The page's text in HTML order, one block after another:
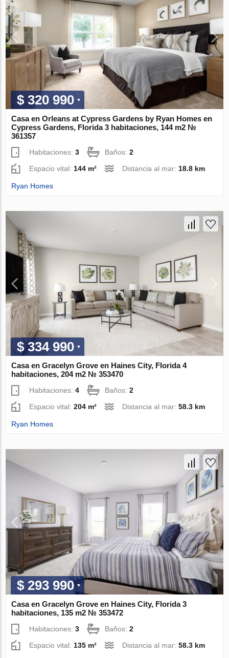
$ 320 990
Casa en Orleans at Cypress Gardens by Ryan Homes en
Cypress Gardens, Florida 3 habitaciones, 144 m2 №
361357
Habitaciones:3 Baños:2
Espacio vital: 144 m² Distancia al mar: 18.8 km
Ryan Homes
$ 334 990
Casa en Gracelyn Grove en Haines City, Florida 4
habitaciones, 204 m2 № 353470
Habitaciones:4 Baños:2
Espacio vital:204 m² Distancia al mar:58.3 km
Ryan Homes
$ 293 990
Casa en Gracelyn Grove en Haines City, Florida 3
habitaciones, 135 m2 № 353472
Habitaciones:3 Baños:2
Espacio vital: 135 m² Distancia al mar:58.3 km